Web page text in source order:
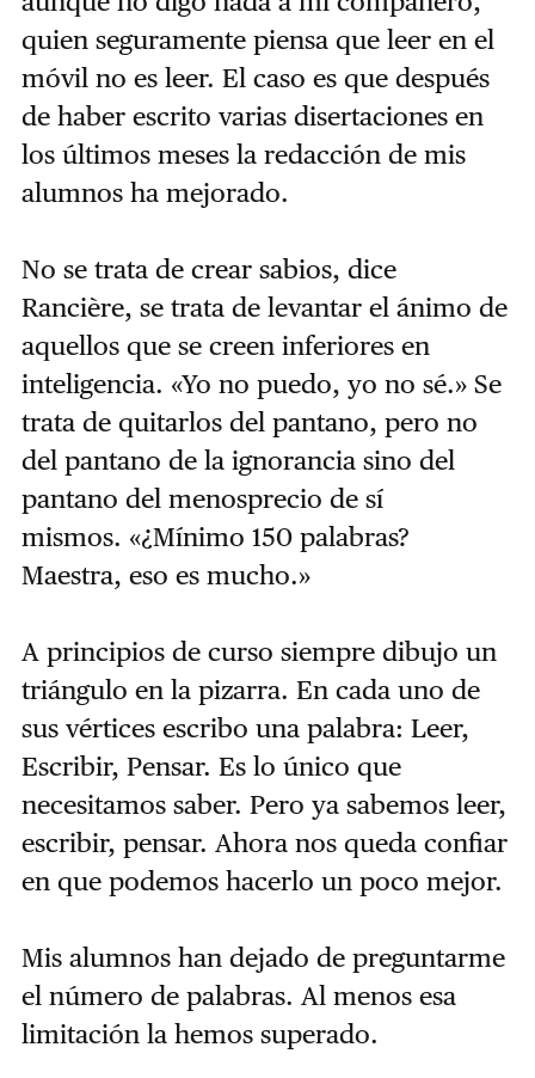
quien seguramente piensa que leer en el
móvil no es leer. El caso es que después
de haber escrito varias disertaciones en
los últimos meses la redacción de mis
alumnos ha mejorado.
No se trata de crear sabios, dice
Rancière, se trata de levantar el ánimo de
aquellos que se creen inferiores en
inteligencia. «Yo no puedo, yo no sé.» Se
trata de quitarlos del pantano, pero no
del pantano de la ignorancia sino del
pantano del menosprecio de sí
mismos. «¿Mínimo 150 palabras?
Maestra, eso es mucho.»
A principios de curso siempre dibujo un
triángulo en la pizarra. En cada uno de
sus vértices escribo una palabra: Leer,
Escribir, Pensar. Es lo único que
necesitamos saber. Pero ya sabemos leer,
escribir, pensar. Ahora nos queda confiar
en que podemos hacerlo un poco mejor.
Mis alumnos han dejado de preguntarme
el número de palabras. Al menos esa
limitación la hemos superado.